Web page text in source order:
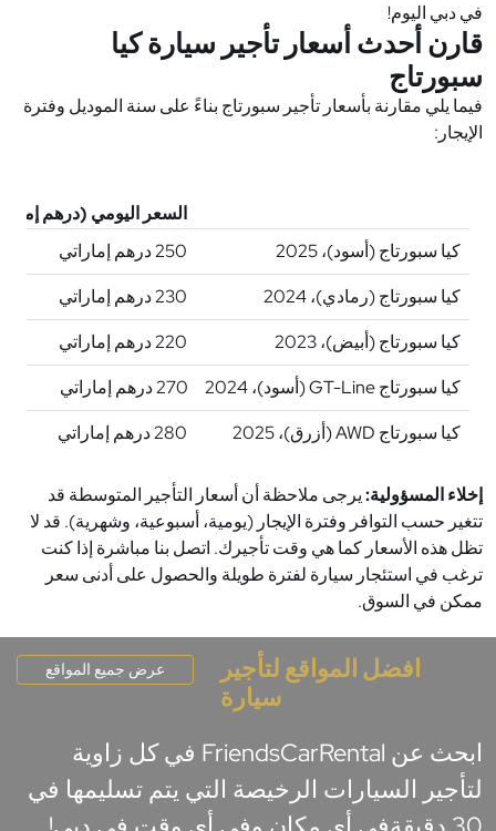
في دبي اليوم!
قارن أحدث أسعار تأجير سيارة كيا
سبورتاج
فيما يلي مقارنة بأسعار تأجير سبورتاج بناءً على سنة الموديل وفترة
الإيجار:
السعر اليومي (درهم
كيا سبورتاج (أسود)، 2025
250 درهم إماراتي
كيا سبورتاج (رمادي)، 2024
230 درهم إماراتي
كيا سبورتاج (أبيض)، 2023
220 درهم إماراتي
كيا سبورتاج GT-Line (أسود)، 2024
270 درهم إماراتي
كيا سبورتاج AWD (أزرق)، 2025
280 درهم إماراتي
إخلاء المسؤولية:يرجى ملاحظة أن أسعار التأجير المتوسطة قد
تتغير حسب التوافر وفترة الإيجار (يومية، أسبوعية، وشهرية). قد لا
تظل هذه الأسعار كما هي وقت تأجيرك. اتصل بنا مباشرة إذا كنت
ترغب في استئجار سيارة لفترة طويلة والحصول على أدنى سعر
ممكن في السوق.
افضل المواقع لتأجير
سيارة
عرض جميع المواقع
ابحث عن FriendsCarRental في كل زاوية
لتأجير السيارات الرخيصة التي يتم تسليمها في